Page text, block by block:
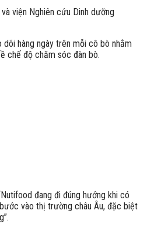
viện Nghiên cứu Dinh dưỡng
hàng ngày trên mỗi cô bò nhằm
chế độ chăm sóc đàn bò.
đang đi đúng hướng khi có
vào thị trường châu Âu, đặc biệt